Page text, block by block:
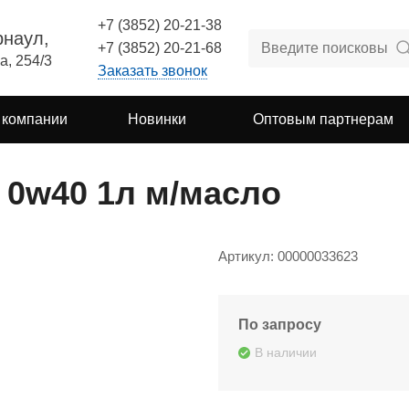
254/3
+7 (3852) 20-21-38
+7 (3852) 20-21-68
Заказать звонок
Новинки Оптовым партнерам
1л м/масло
Артикул: 00000033623
По запросу
В наличии